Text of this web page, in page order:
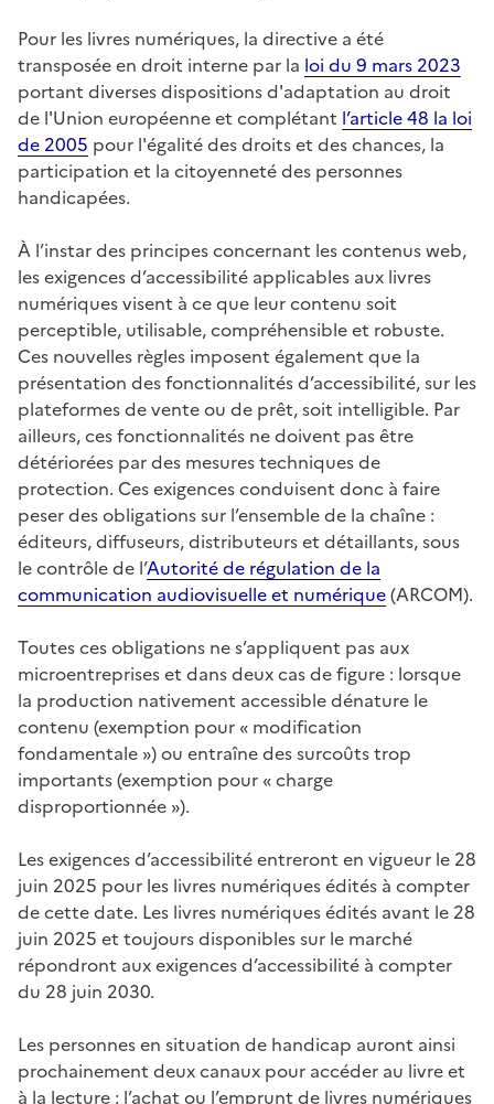
Pour les livres numériques, la directive a été
transposée en droit interne par la loi du 9 mars 2023
portant diverses dispositions d'adaptation au droit
de l'Union européenne et complétant l’article 48 la loi
de 2005 pour l'égalité des droits et des chances, la
participation et la citoyenneté des personnes
handicapées.
À l’instar des principes concernant les contenus web,
les exigences d’accessibilité applicables aux livres
numériques visent à ce que leur contenu soit
perceptible, utilisable, compréhensible et robuste.
Ces nouvelles règles imposent également que la
présentation des fonctionnalités d’accessibilité, sur les
plateformes de vente ou de prêt, soit intelligible. Par
ailleurs, ces fonctionnalités ne doivent pas être
détériorées par des mesures techniques de
protection. Ces exigences conduisent donc à faire
peser des obligations sur l’ensemble de la chaîne :
éditeurs, diffuseurs, distributeurs et détaillants, sous
le contrôle de l’Autorité de régulation de la
communication audiovisuelle et numérique(ARCOM).
Toutes ces obligations ne s’appliquent pas aux
microentreprises et dans deux cas de figure : lorsque
la production nativement accessible dénature le
contenu (exemption pour « modification
fondamentale ») ou entraîne des surcoûts trop
importants (exemption pour « charge
disproportionnée »).
Les exigences d’accessibilité entreront en vigueur le 28
juin 2025 pour les livres numériques édités à compter
de cette date. Les livres numériques édités avant le 28
juin 2025 et toujours disponibles sur le marché
répondront aux exigences d’accessibilité à compter
du 28 juin 2030.
Les personnes en situation de handicap auront ainsi
prochainement deux canaux pour accéder au livre et
à la lecture : l’achat ou l’emprunt de livres numériques